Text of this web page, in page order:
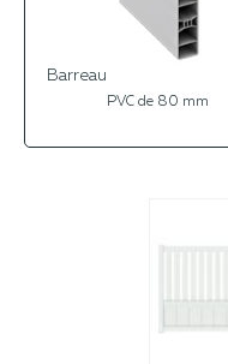
Barreau
PVC de 80 mm